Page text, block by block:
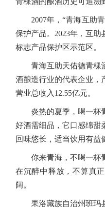
2007年，“青海互助
保护产品。2023年，互
标志产品保护区示范区。
青海互助天佑德青稞
酒酿造行业的代表企业，
营业总收入12.55亿元。
炎热的夏季，喝一杯
好酒需细品，它口感绵甜
回味悠长，适当饮用有益
你来青海，不喝一杯
在沉醉中释放，不算真
阔。
果洛藏族自治州班玛